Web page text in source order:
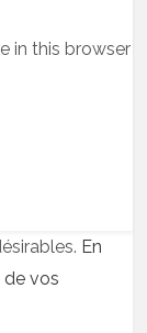
in this browser
En
de vos